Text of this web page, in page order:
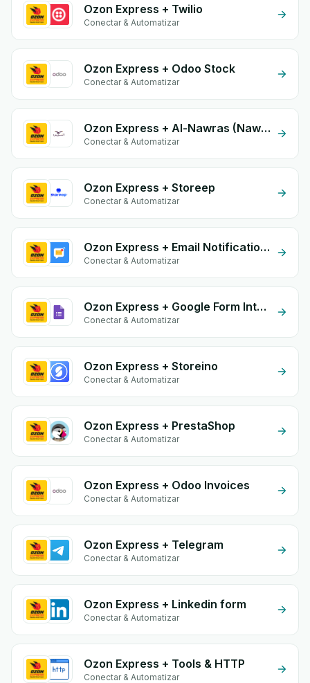
Ozon Express + Twilio
Conectar & Automatizar
Ozon Express + Odoo Stock
Conectar & Automatizar
Ozon Express + Al-Nawras (Nawris)
Conectar & Automatizar
Ozon Express + Storeep
Conectar & Automatizar
Ozon Express + Email Notifications by eGrow
Conectar & Automatizar
Ozon Express + Google Form Integration
Conectar & Automatizar
Ozon Express + Storeino
Conectar & Automatizar
Ozon Express + PrestaShop
Conectar & Automatizar
Ozon Express + Odoo Invoices
Conectar & Automatizar
Ozon Express + Telegram
Conectar & Automatizar
Ozon Express + Linkedin form
Conectar & Automatizar
Ozon Express + Tools & HTTP
Conectar & Automatizar